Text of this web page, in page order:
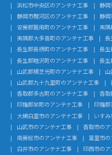
浜松市中央区のアンテナ工事
静
静岡市駿河区のアンテナ工事
静
安房郡鋸南町のアンテナ工事
夷
夷隅郡大多喜町のアンテナ工事
長
長生郡長柄町のアンテナ工事
長
長生郡睦沢町のアンテナ工事
長
山武郡横芝光町のアンテナ工事
山
山武郡九十九里町のアンテナ工事
香取郡多古町のアンテナ工事
香
印旛郡栄町のアンテナ工事
印旛
大網白里市のアンテナ工事
いす
山武市のアンテナ工事
香取市の
南房総市のアンテナ工事
富里市
白井市のアンテナ工事
印西市の